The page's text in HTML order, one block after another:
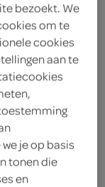
bezoekt. We
om te
cookies
aan te
je op basis
tonen die
en